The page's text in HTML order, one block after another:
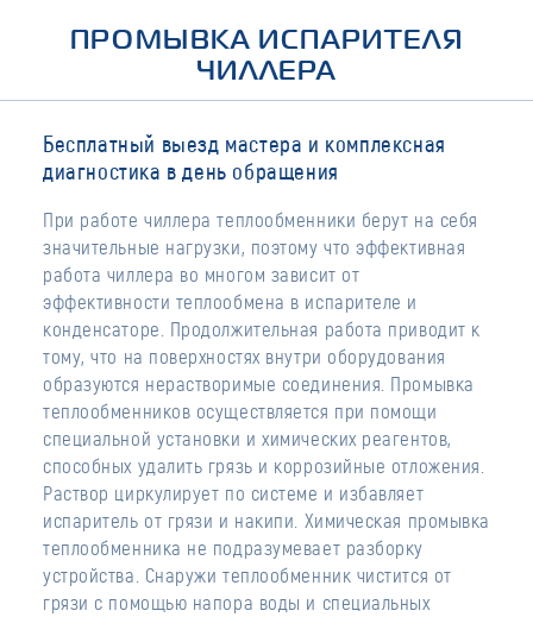
ПРОМЫВКА ИСПАРИТЕЛЯ
ЧИЛЛЕРА
Бесплатный выезд мастера и комплексная
диагностика в день обращения
При работе чиллера теплообменники берут на себя
значительные нагрузки, поэтому что эффективная
работа чиллера во многом зависит от
эффективности теплообмена в испарителе и
конденсаторе. Продолжительная работа приводит к
тому, что на поверхностях внутри оборудования
образуются нерастворимые соединения. Промывка
теплообменников осуществляется при помощи
специальной установки и химических реагентов,
способных удалить грязь и коррозийные отложения.
Раствор циркулирует по системе и избавляет
испаритель от грязи и накипи. Химическая промывка
теплообменника не подразумевает разборку
устройства. Снаружи теплообменник чистится от
грязи с помощью напора воды и специальных